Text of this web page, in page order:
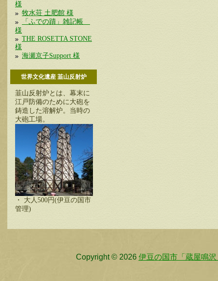
様
牧水荘 土肥館 様
「ふでの蹟」雑記帳
様
THE ROSETTA STONE
様
海瀬京子Support 様
世界文化遺産 韮山反射炉
韮山反射炉とは、幕末に
江戸防備のために大砲を
鋳造した溶解炉。当時の
大砲工場。
・ 大人500円(伊豆の国市
管理)
Copyright © 2026 伊豆の国市「蔵屋鳴